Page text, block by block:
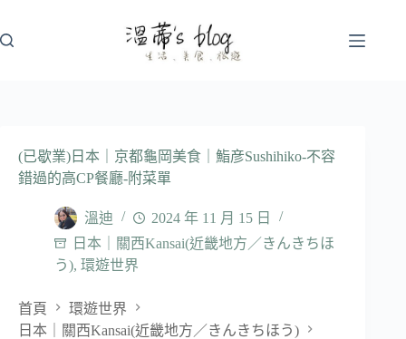
至
(已歇業)日本｜京都龜岡美食｜鮨彦Sushihiko-不容
錯過的高CP餐廳-附菜單
溫迪
2024 年 11 月 15 日
日本｜關西Kansai(近畿地方／きんきちほ
う), 環遊世界
首頁
環遊世界
日本｜關西Kansai(近畿地方／きんきちほう)